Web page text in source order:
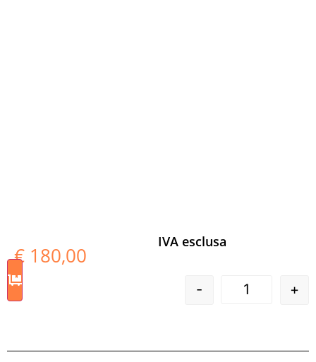
€ 180,00
IVA esclusa
- +